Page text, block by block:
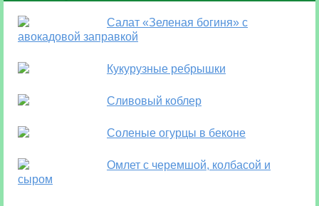
Салат «Зеленая богиня» с
авокадовой заправкой
Кукурузные ребрышки
Сливовый коблер
Соленые огурцы в беконе
Омлет с черемшой, колбасой и
сыром